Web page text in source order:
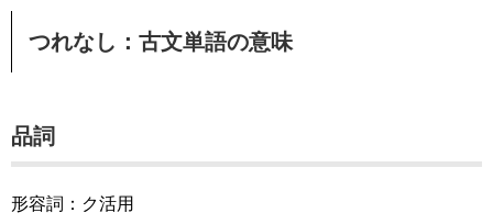
つれなし：古文単語の意味
品詞
形容詞：ク活用